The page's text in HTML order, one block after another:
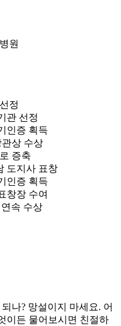
원
정
관 선정
인증 획득
상 수상
증축
도지사 표창
인증 획득
창장 수여
속 수상
나? 망설이지 마세요. 어
이든 물어보시면 친절하